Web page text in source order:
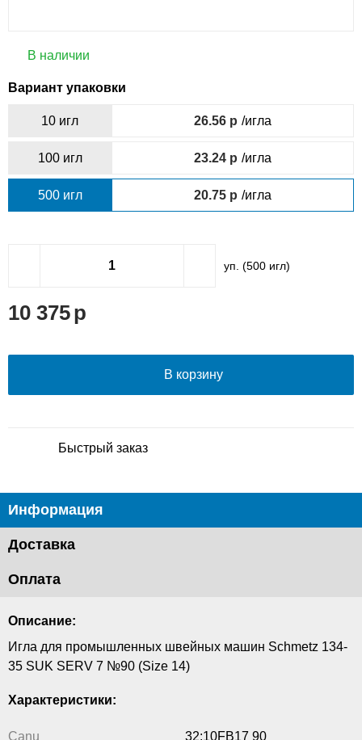
В наличии
Вариант упаковки
10 игл 26.56 /игла
100 игл 23.24 /игла
500 игл 20.75 /игла
уп. (500игл)
10 375
В корзину
Быстрый заказ
Информация
Доставка
Оплата
Описание:
Игла для промышленных швейных машин Schmetz 134-
35 SUK SERV 7 №90 (Size 14)
Характеристики:
Canu 32:10FB17 90